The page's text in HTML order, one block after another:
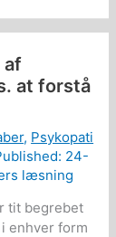
af
at forstå
, Psykopati
24-
læsning
tit begrebet
i enhver form